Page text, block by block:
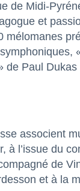
de Midi-
et
de Paul
associent
à l’issue du
de
et à la